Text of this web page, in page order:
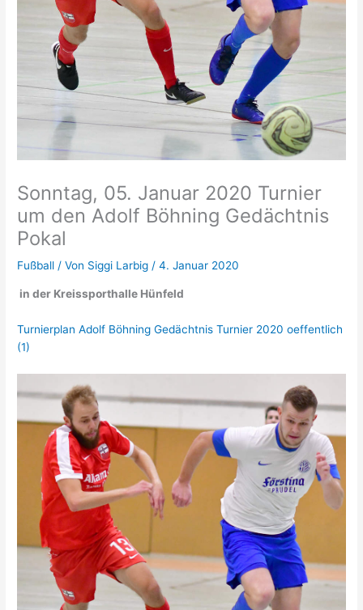
Sonntag, 05. Januar 2020 Turnier
um den Adolf Böhning Gedächtnis
Pokal
Fußball / Von Siggi Larbig/4. Januar 2020
in der Kreissporthalle Hünfeld
Turnierplan Adolf Böhning Gedächtnis Turnier 2020 oeffentlich
(1)